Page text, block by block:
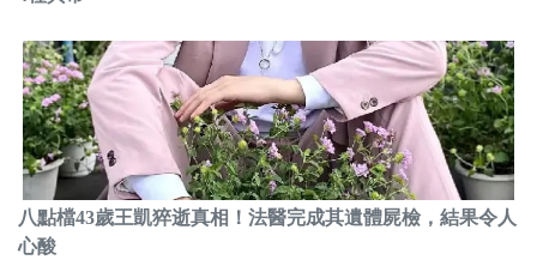
八點檔43歲王凱猝逝真相！法醫完成其遺體屍檢，結果令人
心酸